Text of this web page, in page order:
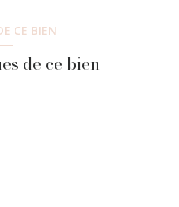
CE BIEN
de ce bien